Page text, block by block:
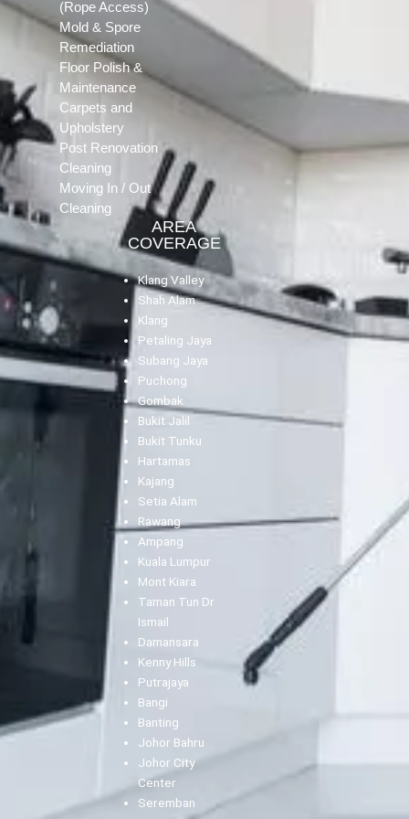
(Rope Access)
Mold & Spore
Remediation
Floor Polish &
Maintenance
Carpets and
Upholstery
Post Renovation
Cleaning
Moving In / Out
Cleaning
AREA
COVERAGE
Klang Valley
Shah Alam
Klang
Petaling Jaya
Subang Jaya
Puchong
Gombak
Bukit Jalil
Bukit Tunku
Hartamas
Kajang
Setia Alam
Rawang
Ampang
Kuala Lumpur
Mont Kiara
Taman Tun Dr
Ismail
Damansara
Kenny Hills
Putrajaya
Bangi
Banting
Johor Bahru
Johor City
Center
Seremban